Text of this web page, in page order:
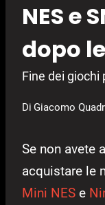
NES e
dopo
Fine dei giochi
Di Giacomo
Se non avete
acquistare le
Mini NES e